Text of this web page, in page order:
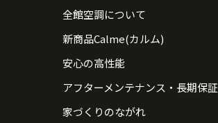
全館空調について
新商品Calme(カルム)
安心の高性能
アフターメンテナンス・長期保証
家づくりのながれ